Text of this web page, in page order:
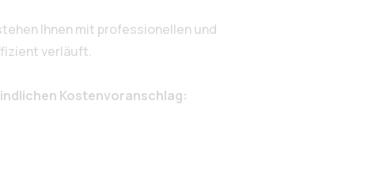
Ihnen mit professionellen und
verläuft.
Kostenvoranschlag: